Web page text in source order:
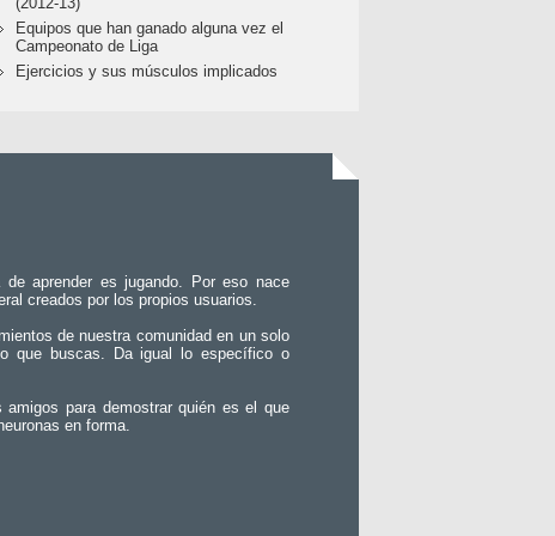
Equipos que han ganado alguna vez el
Campeonato de Liga
Ejercicios y sus músculos implicados
aprender es jugando. Por eso nace
creados por los propios usuarios.
de nuestra comunidad en un solo
que buscas. Da igual lo específico o
para demostrar quién es el que
en forma.